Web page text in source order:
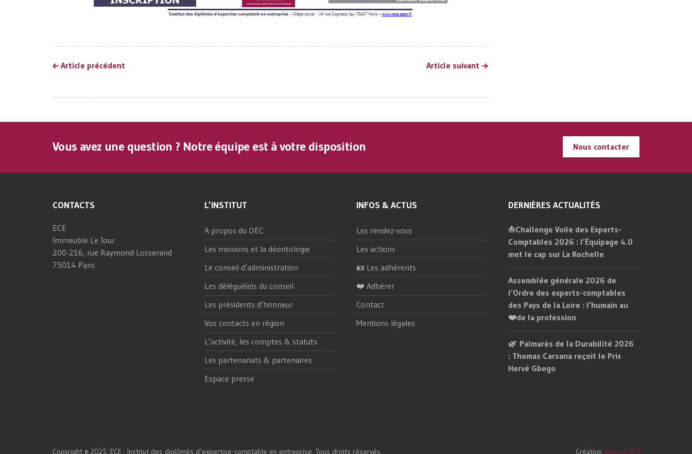
Article précédent Article suivant
Vous avez une question ? Notre équipe est à votre disposition Nous contacter
CONTACTS
ECE
Immeuble Le Jour
200-216, rue Raymond Losserand
75014 Paris
L’INSTITUT
A propos du DEC
Les missions et la déontologie
Le conseil d’administration
Les délégué(e)s du conseil
Les présidents d’honneur
Vos contacts en région
L’activité, les comptes & statuts
Les partenariats & partenaires
Espace presse
INFOS & ACTUS
Les rendez-vous
Les actions
🪪 Les adhérents
❤️ Adhérer
Contact
Mentions légales
DERNIÈRES ACTUALITÉS
⛵Challenge Voile des Experts-
Comptables 2026 : l’Équipage 4.0
met le cap sur La Rochelle
Assemblée générale 2026 de
l’Ordre des experts-comptables
des Pays de la Loire : l’humain au
❤️de la profession
🌿 Palmarès de la Durabilité 2026
: Thomas Carsana reçoit le Prix
Hervé Gbego
Copyright © 2025. ECE : Institut des diplômés d‘expertise-comptable en entreprise. Tous droits réservés. Création Agence BGI